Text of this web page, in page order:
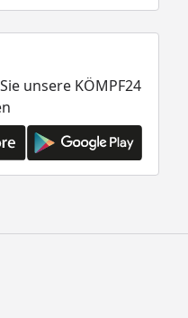
unsere KÖMPF24